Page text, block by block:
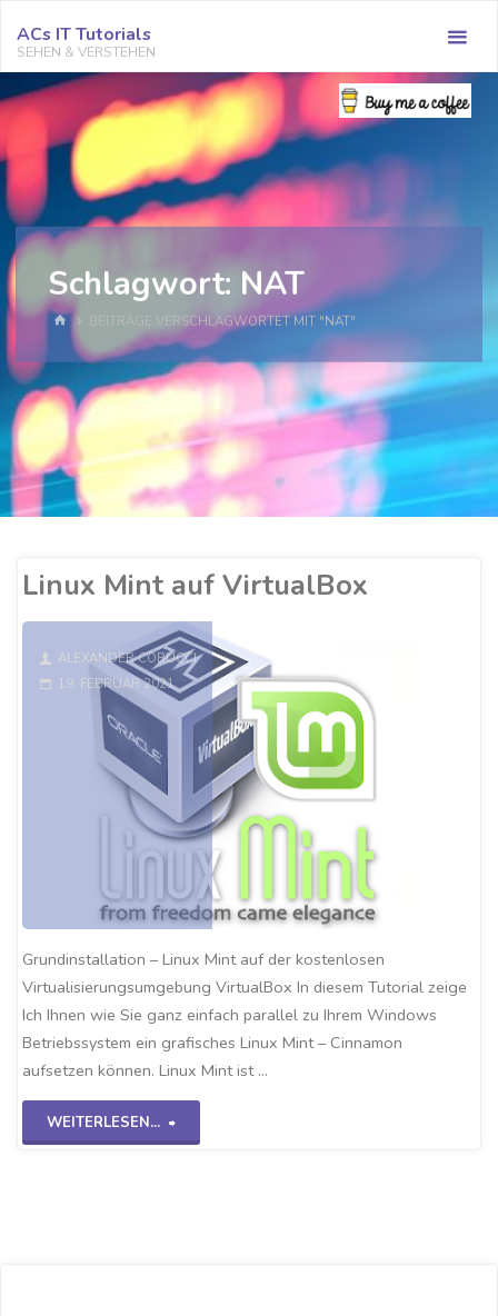
Inhalt
springen
ACs IT Tutorials
SEHEN & VERSTEHEN
Schlagwort: NAT
STARTBEITRÄGE VERSCHLAGWORTET MIT "NAT"
Linux Mint auf VirtualBox
ALEXANDER COBUCCI
19. FEBRUAR 2021
Grundinstallation – Linux Mint auf der kostenlosen
Virtualisierungsumgebung VirtualBox In diesem Tutorial zeige
Ich Ihnen wie Sie ganz einfach parallel zu Ihrem Windows
Betriebssystem ein grafisches Linux Mint – Cinnamon
aufsetzen können. Linux Mint ist …
WEITERLESEN...
"Linux